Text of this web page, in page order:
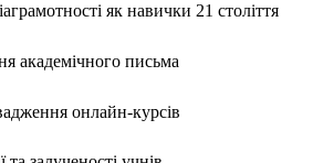
як навички 21 століття
академічного письма
онлайн-курсів